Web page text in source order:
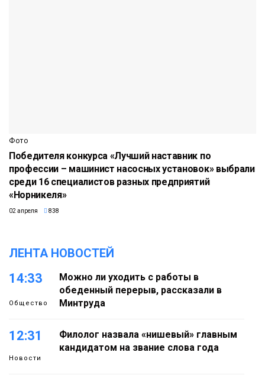
Фото
Победителя конкурса «Лучший наставник по
профессии – машинист насосных установок» выбрали
среди 16 специалистов разных предприятий
«Норникеля»
02 апреля 838
ЛЕНТА НОВОСТЕЙ
14:33
Общество
Можно ли уходить с работы в
обеденный перерыв, рассказали в
Минтруда
12:31
Новости
Филолог назвала «нишевый» главным
кандидатом на звание слова года